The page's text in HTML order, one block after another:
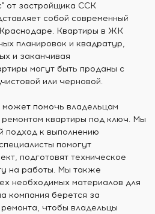
от застройщика ССК
собой современный
Квартиры в ЖК
планировок и квадратур,
и заканчивая
могут быть проданы с
или черновой.
может помочь владельцам
квартиры под ключ. Мы
подход к выполнению
помогут
подготовят техническое
на работы. Мы также
необходимых материалов для
компания берется за
чтобы владельцы